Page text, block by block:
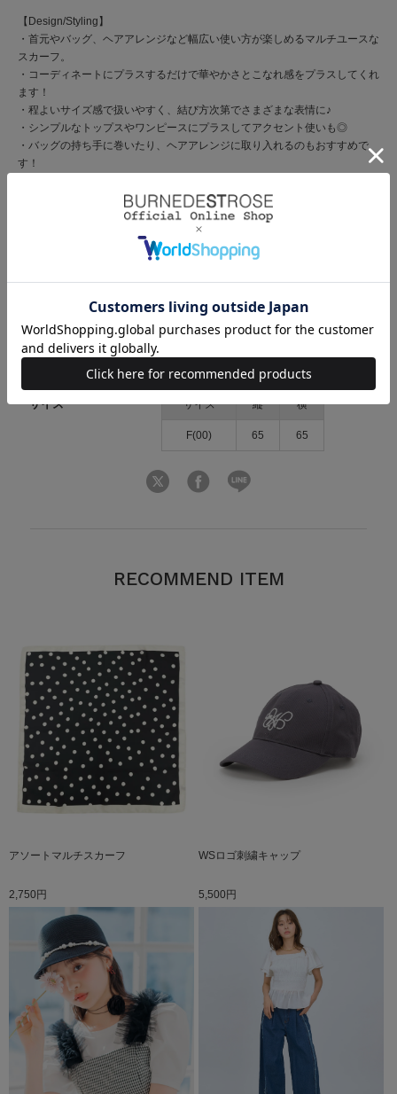
WILLSELECTION（ウィルセレクション）
素材 ポリエステル100％
中国
サイズ サイズ 縦 横
F(00) 65 65
【Design/Styling】
・首元やバッグ、ヘアアレンジなど幅広い使い方が楽しめるマルチユースな
スカーフ。
・コーディネートにプラスするだけで華やかさとこなれ感をプラスしてくれ
ます！
・程よいサイズ感で扱いやすく、結び方次第でさまざまな表情に♪
・シンプルなトップスやワンピースにプラスしてアクセント使いも◎
・バッグの持ち手に巻いたり、ヘアアレンジに取り入れるのもおすすめで
す！
・なめらかで肌触りの良い素材感。
・軽やかでシーズン問わず取り入れやすい仕上がりです。
RECOMMEND ITEM
アソートマルチスカーフ
2,750円
WSロゴ刺繍キャップ
5,500円